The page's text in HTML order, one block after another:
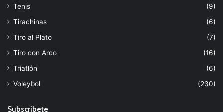
Tenis
(9)
Tirachinas
(6)
Tiro al Plato
(7)
Tiro con Arco
(16)
Triatlón
(6)
Voleybol
(230)
Subscribete